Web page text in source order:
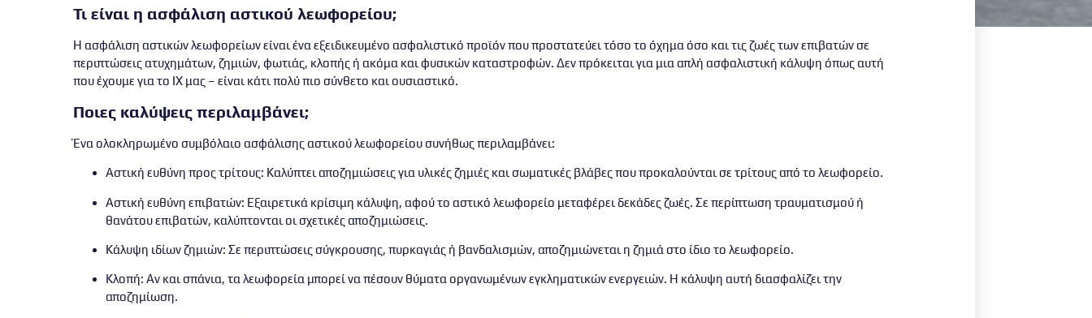
Τι είναι η ασφάλιση αστικού λεωφορείου;
Η ασφάλιση αστικών λεωφορείων είναι ένα εξειδικευμένο ασφαλιστικό προϊόν που προστατεύει τόσο το όχημα όσο και τις ζωές των επιβατών σε
περιπτώσεις ατυχημάτων, ζημιών, φωτιάς, κλοπής ή ακόμα και φυσικών καταστροφών. Δεν πρόκειται για μια απλή ασφαλιστική κάλυψη όπως αυτή
που έχουμε για το ΙΧ μας – είναι κάτι πολύ πιο σύνθετο και ουσιαστικό.
Ποιες καλύψεις περιλαμβάνει;
Ένα ολοκληρωμένο συμβόλαιο ασφάλισης αστικού λεωφορείου συνήθως περιλαμβάνει:
Αστική ευθύνη προς τρίτους: Καλύπτει αποζημιώσεις για υλικές ζημιές και σωματικές βλάβες που προκαλούνται σε τρίτους από το λεωφορείο.
Αστική ευθύνη επιβατών: Εξαιρετικά κρίσιμη κάλυψη, αφού το αστικό λεωφορείο μεταφέρει δεκάδες ζωές. Σε περίπτωση τραυματισμού ή
θανάτου επιβατών, καλύπτονται οι σχετικές αποζημιώσεις.
Κάλυψη ιδίων ζημιών: Σε περιπτώσεις σύγκρουσης, πυρκαγιάς ή βανδαλισμών, αποζημιώνεται η ζημιά στο ίδιο το λεωφορείο.
Κλοπή: Αν και σπάνια, τα λεωφορεία μπορεί να πέσουν θύματα οργανωμένων εγκληματικών ενεργειών. Η κάλυψη αυτή διασφαλίζει την
αποζημίωση.